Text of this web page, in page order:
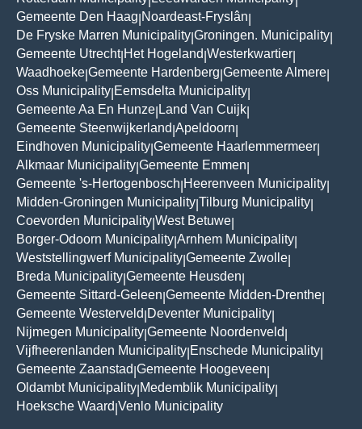
Gemeente Den Haag Noardeast-Fryslân
De Fryske Marren Municipality Groningen. Municipality
Gemeente Utrecht| Het Hogeland Westerkwartier
Waadhoeke Gemeente Hardenberg Gemeente Almere
Oss Municipality Eemsdelta Municipality
Gemeente Aa En Hunze Land Van Cuijk
Gemeente Steenwijkerland Apeldoorn
Eindhoven Municipality Gemeente Haarlemmermeer
Alkmaar Municipality Gemeente Emmen
Gemeente 's-Hertogenbosch Heerenveen Municipality
Midden-Groningen Municipality Tilburg Municipality
Coevorden Municipality West Betuwe
Borger-Odoorn Municipality Arnhem Municipality
Weststellingwerf Municipality Gemeente Zwolle
Breda Municipality Gemeente Heusden
Gemeente Sittard-Geleen Gemeente Midden-Drenthe
Gemeente Westerveld Deventer Municipality
Nijmegen Municipality Gemeente Noordenveld
Vijfheerenlanden Municipality Enschede Municipality
Gemeente Zaanstad Gemeente Hoogeveen
Oldambt Municipality Medemblik Municipality
Hoeksche Waard Venlo Municipality